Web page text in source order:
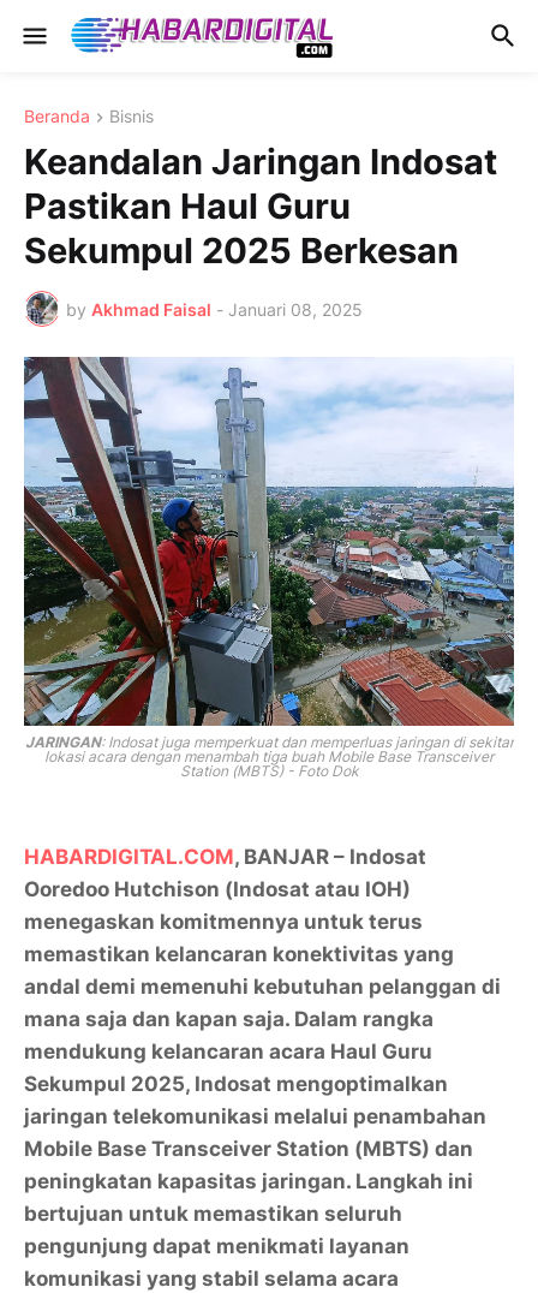
Beranda Bisnis
Keandalan Jaringan Indosat
Pastikan Haul Guru
Sekumpul 2025 Berkesan
by Akhmad Faisal - Januari 08, 2025
JARINGAN: Indosat juga memperkuat dan memperluas jaringan di sekitar
lokasi acara dengan menambah tiga buah Mobile Base Transceiver
Station (MBTS) - Foto Dok
HABARDIGITAL.COM, BANJAR – Indosat
Ooredoo Hutchison (Indosat atau IOH)
menegaskan komitmennya untuk terus
memastikan kelancaran konektivitas yang
andal demi memenuhi kebutuhan pelanggan di
mana saja dan kapan saja. Dalam rangka
mendukung kelancaran acara Haul Guru
Sekumpul 2025, Indosat mengoptimalkan
jaringan telekomunikasi melalui penambahan
Mobile Base Transceiver Station (MBTS) dan
peningkatan kapasitas jaringan. Langkah ini
bertujuan untuk memastikan seluruh
pengunjung dapat menikmati layanan
komunikasi yang stabil selama acara